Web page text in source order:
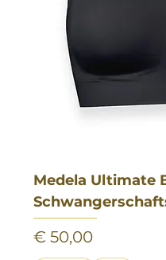
Medela Ultimate
Preis
€ 50,00